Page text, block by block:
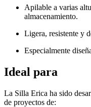
Apilable a varias
almacenamiento.
Ligera, resistente y
Especialmente
Ideal para
La Silla Erica ha sido
de proyectos de: